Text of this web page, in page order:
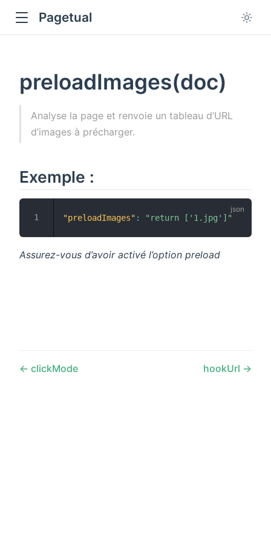
Pagetual
preloadImages(doc)
Analyse la page et renvoie un tableau d’URL
d’images à précharger.
Exemple :
"preloadImages" : "return ['1.jpg']"
Assurez-vous d’avoir activé l’option preload
clickMode hookUrl